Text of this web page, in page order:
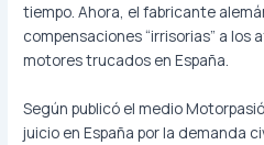
tiempo. Ahora, el fabricante
compensaciones “irrisorias” a los
motores trucados en España.
Según publicó el medio
juicio en España por la demanda